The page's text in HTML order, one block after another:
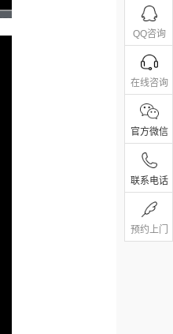
QQ咨询
在线咨询
官方微信
联系电话
预约上门